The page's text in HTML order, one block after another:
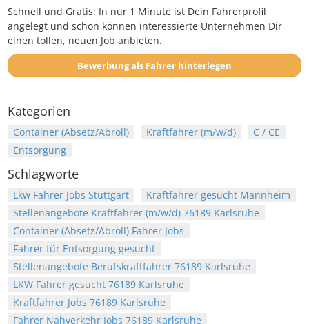
Schnell und Gratis: In nur 1 Minute ist Dein Fahrerprofil
angelegt und schon können interessierte Unternehmen Dir
einen tollen, neuen Job anbieten.
Bewerbung als Fahrer hinterlegen
Kategorien
Container (Absetz/Abroll) Kraftfahrer (m/w/d)
C / CE
Entsorgung
Schlagworte
Lkw Fahrer Jobs Stuttgart
Kraftfahrer gesucht Mannheim
Stellenangebote Kraftfahrer (m/w/d) 76189 Karlsruhe
Container (Absetz/Abroll) Fahrer Jobs
Fahrer für Entsorgung gesucht
Stellenangebote Berufskraftfahrer 76189 Karlsruhe
LKW Fahrer gesucht 76189 Karlsruhe
Kraftfahrer Jobs 76189 Karlsruhe
Fahrer Nahverkehr Jobs 76189 Karlsruhe